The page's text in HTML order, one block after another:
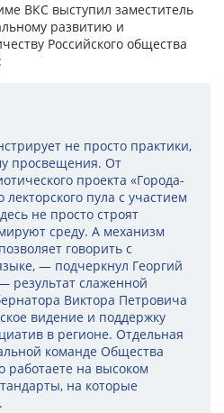
ВКС выступил заместитель
развитию и
Российского общества
не просто практики,
просвещения. От
проекта «Города-
пула с участием
не просто строят
среду. А механизм
говорить с
— подчеркнул Георгий
результат слаженной
Виктора Петровича
видение и поддержку
в регионе. Отдельная
команде Общества
работаете на высоком
на которые